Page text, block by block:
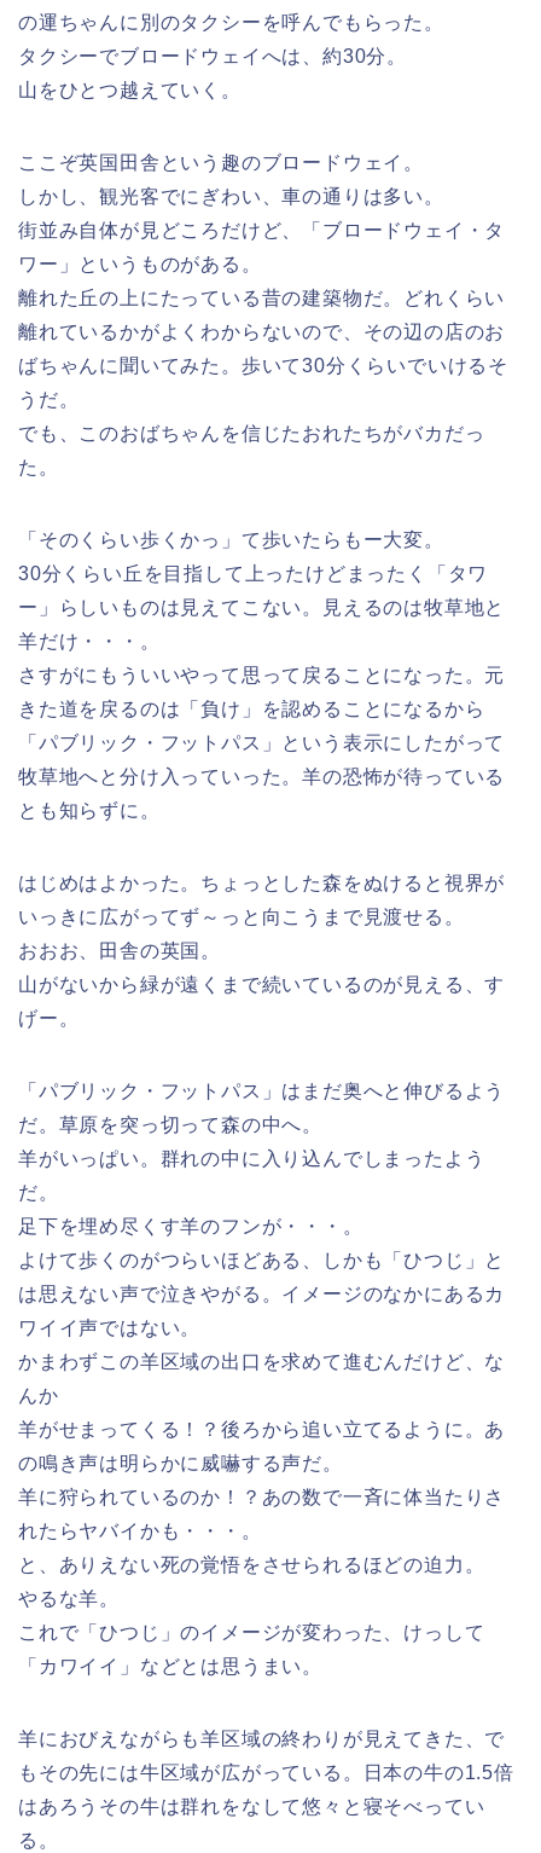
の運ちゃんに別のタクシーを呼んでもらった。
タクシーでブロードウェイへは、約30分。
山をひとつ越えていく。
ここぞ英国田舎という趣のブロードウェイ。
しかし、観光客でにぎわい、車の通りは多い。
街並み自体が見どころだけど、「ブロードウェイ・タ
ワー」というものがある。
離れた丘の上にたっている昔の建築物だ。どれくらい
離れているかがよくわからないので、その辺の店のお
ばちゃんに聞いてみた。歩いて30分くらいでいけるそ
うだ。
でも、このおばちゃんを信じたおれたちがバカだっ
た。
「そのくらい歩くかっ」て歩いたらもー大変。
30分くらい丘を目指して上ったけどまったく「タワ
ー」らしいものは見えてこない。見えるのは牧草地と
羊だけ・・・。
さすがにもういいやって思って戻ることになった。元
きた道を戻るのは「負け」を認めることになるから
「パブリック・フットパス」という表示にしたがって
牧草地へと分け入っていった。羊の恐怖が待っている
とも知らずに。
はじめはよかった。ちょっとした森をぬけると視界が
いっきに広がってず～っと向こうまで見渡せる。
おおお、田舎の英国。
山がないから緑が遠くまで続いているのが見える、す
げー。
「パブリック・フットパス」はまだ奥へと伸びるよう
だ。草原を突っ切って森の中へ。
羊がいっぱい。群れの中に入り込んでしまったよう
だ。
足下を埋め尽くす羊のフンが・・・。
よけて歩くのがつらいほどある、しかも「ひつじ」と
は思えない声で泣きやがる。イメージのなかにあるカ
ワイイ声ではない。
かまわずこの羊区域の出口を求めて進むんだけど、な
んか
羊がせまってくる！？後ろから追い立てるように。あ
の鳴き声は明らかに威嚇する声だ。
羊に狩られているのか！？あの数で一斉に体当たりさ
れたらヤバイかも・・・。
と、ありえない死の覚悟をさせられるほどの迫力。
やるな羊。
これで「ひつじ」のイメージが変わった、けっして
「カワイイ」などとは思うまい。
羊におびえながらも羊区域の終わりが見えてきた、で
もその先には牛区域が広がっている。日本の牛の1.5倍
はあろうその牛は群れをなして悠々と寝そべってい
る。